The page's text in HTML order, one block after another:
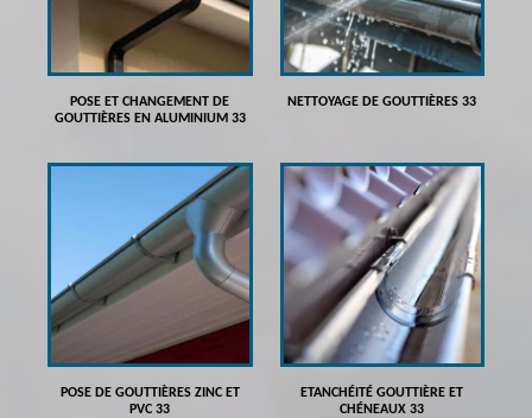
POSE ET CHANGEMENT DE
GOUTTIÈRES EN ALUMINIUM 33
NETTOYAGE DE GOUTTIÈRES 33
POSE DE GOUTTIÈRES ZINC ET
PVC 33
ETANCHÉITÉ GOUTTIÈRE ET
CHÉNEAUX 33